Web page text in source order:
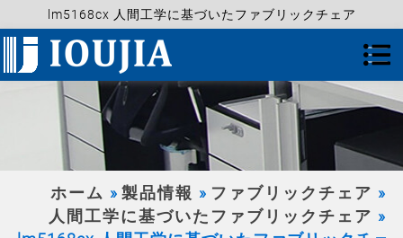
lm5168cx 人間工学に基づいたファブリックチェア
ホーム 製品情報
ファブリックチェア
人間工学に基づいたファブリックチェア